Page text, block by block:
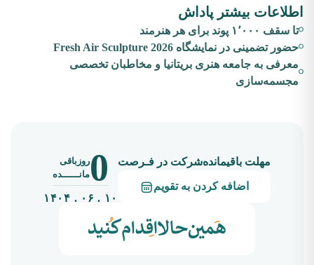
اطلاعات بیشتر پاداش
تا سقف ۱٬۰۰۰ پوند برای هر هنرمند
حضور تضمینی در نمایشگاه Fresh Air Sculpture 2026
معرفی به جامعه هنری بریتانیا و مخاطبان تخصصی
مجسمه‌سازی
مهلت باقیمانده‌شرکت در فـرصت
اضافه کردن به تقویم 0روزباقی
مانــــــده
۱۰ . ۰۶ . ۱۴۰۴